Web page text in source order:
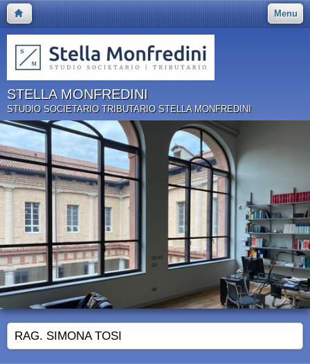
Menu
STELLA MONFREDINI
STUDIO SOCIETARIO TRIBUTARIO STELLA MONFREDINI
RAG. SIMONA TOSI